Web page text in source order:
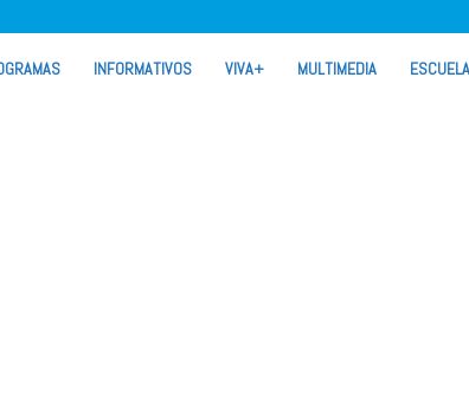
INFORMATIVOS VIVA+ MULTIMEDIA ESCUELA